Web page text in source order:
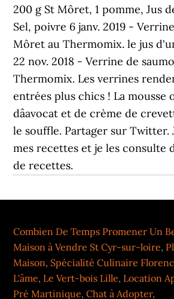
200 g St Môret, 1 pomme, Jus
Sel, poivre 6 janv. 2019 -
Môret au Thermomix. le jus
22 nov. 2018 - Verrine de
Thermomix. Les verrines
entrées plus chics ! La mousse
dâavocat et de crème de
le souffle. Partager sur Twitter.
mes recettes et je les consulte
de recettes.
Combien De Temps Promener Un
Maison à Vendre St Cyr-sur-loire,
Maison, Spécialité Culinaire
L'âme, Le Vert-bois Lille, Location
Pré Martinique,Chat à Adopter,